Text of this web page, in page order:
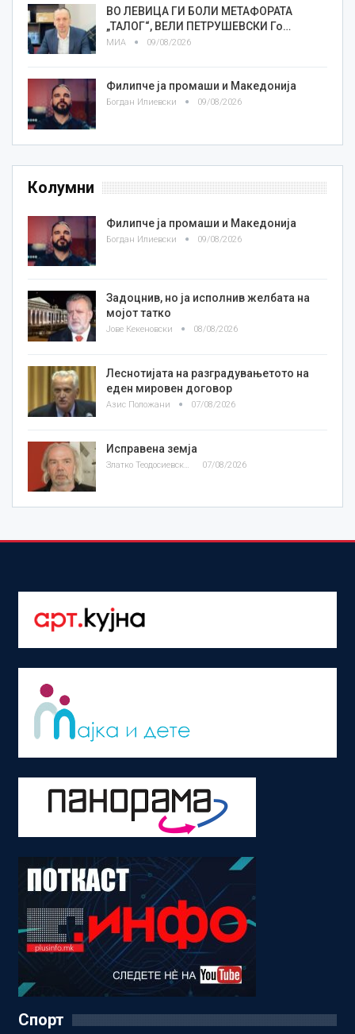
ВО ЛЕВИЦА ГИ БОЛИ МЕТАФОРАТА
„ТАЛОГ“, ВЕЛИ ПЕТРУШЕВСКИ Го…
МИА 09/08/2026
Филипче ја промаши и Македонија
Богдан Илиевски 09/08/2026
Колумни
Филипче ја промаши и Македонија
Богдан Илиевски 09/08/2026
Задоцнив, но ја исполнив желбата на
мојот татко
Јове Кекеновски 08/08/2026
Леснотијата на разградувањетото на
еден мировен договор
Азис Положани 07/08/2026
Исправена земја
Златко Теодосиевски 07/08/2026
Спорт